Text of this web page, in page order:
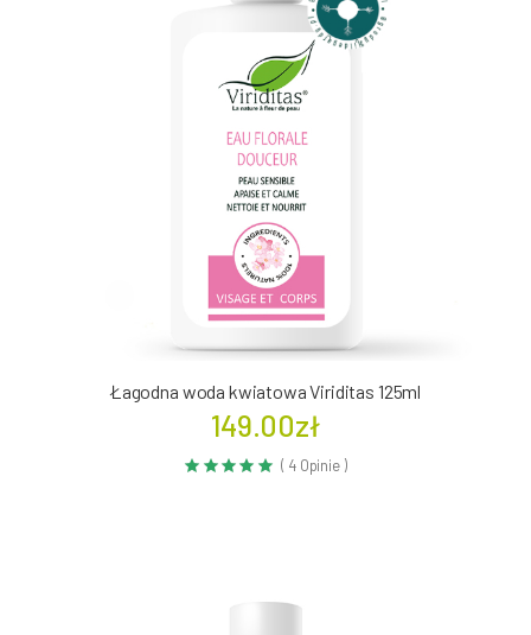
Łagodna woda kwiatowa Viriditas 125ml
149.00zł
( 4 Opinie )